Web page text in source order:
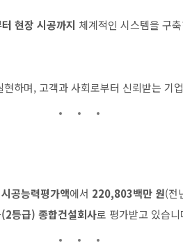
현장 시공까지 체계적인 시스템을 구
하며, 고객과 사회로부터 신뢰받는 기
공능력평가액에서 220,803백만 원(전
등급) 종합건설회사로 평가받고 있습니